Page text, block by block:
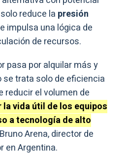
reduce la presión
impulsa una lógica de
de recursos.
pasa por alquilar más y
se trata solo de eficiencia
reducir el volumen de
la vida útil de los equipos
a tecnología de alto
Arena, director de
en Argentina.